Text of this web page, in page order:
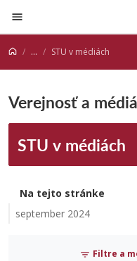
Prejsť na obsah
... STU v médiách
Verejnosť a médiá
STU v médiách
Na tejto stránke
september 2024
Filtre a